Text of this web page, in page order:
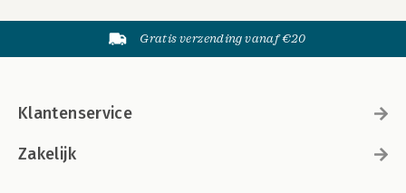
Gratis verzending vanaf €20
Klantenservice
Zakelijk